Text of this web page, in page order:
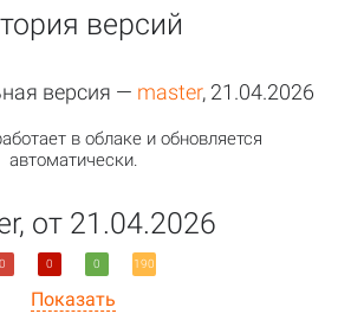
версий
версия — master, 21.04.2026
в облаке и обновляется
автоматически.
от 21.04.2026
Показать
0 0 0 190